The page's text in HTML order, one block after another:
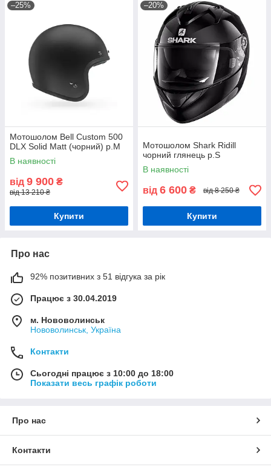
–25%
Мотошолом Bell Custom 500
DLX Solid Matt (чорний) р.М
В наявності
від 9 900 ₴
від 13 210 ₴
Купити
–20%
Мотошолом Shark Ridill
чорний глянець р.S
В наявності
від 6 600 ₴ від 8 250 ₴
Купити
Про нас
92% позитивних з 51 відгука за рік
Працює з 30.04.2019
м. Нововолинськ
Нововолинськ, Україна
Контакти
Сьогодні працює з 10:00 до 18:00
Показати весь графік роботи
Про нас
Контакти